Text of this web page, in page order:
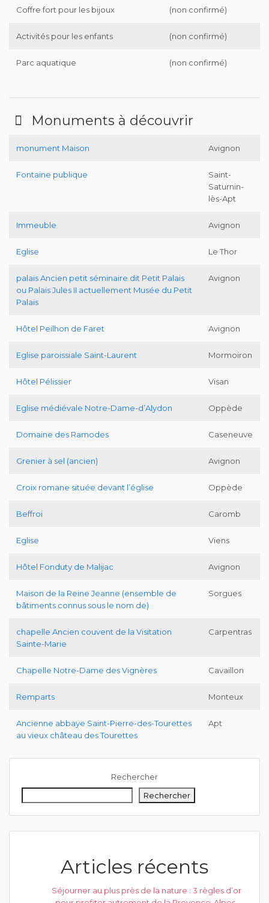
Coffre fort pour les bijoux (non confirmé)
Activités pour les enfants (non confirmé)
Parc aquatique (non confirmé)
Monuments à découvrir
monument Maison Avignon
Fontaine publique
Saint-
Saturnin-
lès-Apt
Immeuble Avignon
Eglise Le Thor
palais Ancien petit séminaire dit Petit Palais
ou Palais Jules II actuellement Musée du Petit
Palais
Avignon
Hôtel Peilhon de Faret Avignon
Eglise paroissiale Saint-Laurent Mormoiron
Hôtel Pélissier Visan
Eglise médiévale Notre-Dame-d’Alydon Oppède
Domaine des Ramodes Caseneuve
Grenier à sel (ancien) Avignon
Croix romane située devant l’église Oppède
Beffroi Caromb
Eglise Viens
Hôtel Fonduty de Malijac Avignon
Maison de la Reine Jeanne (ensemble de
bâtiments connus sous le nom de)
Sorgues
chapelle Ancien couvent de la Visitation
Sainte-Marie
Carpentras
Chapelle Notre-Dame des Vignères Cavaillon
Remparts Monteux
Ancienne abbaye Saint-Pierre-des-Tourettes
au vieux château des Tourettes
Apt
Rechercher
Rechercher
Articles récents
Séjourner au plus près de la nature : 3 règles d’or